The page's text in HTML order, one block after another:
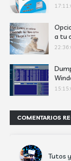
a tu
COMENTARIOS
Tutos